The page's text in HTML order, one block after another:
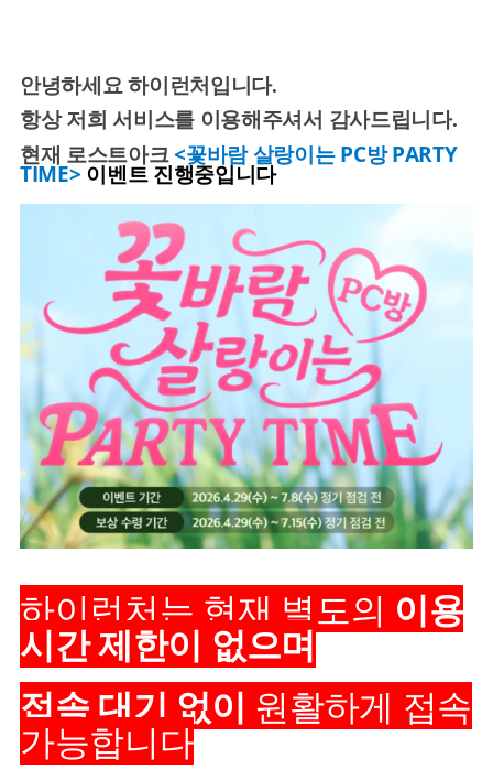
안녕하세요 하이런처입니다.
항상 저희 서비스를 이용해주셔서 감사드립니다.
현재 로스트아크<꽃바람 살랑이는 PC방 PARTY
TIME> 이벤트 진행중입니다
하이런처는 현재 별도의 이용
시간 제한이 없으며
접속 대기 없이 원활하게 접속
가능합니다